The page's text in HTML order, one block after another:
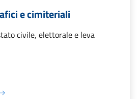
e cimiteriali
civile, elettorale e leva